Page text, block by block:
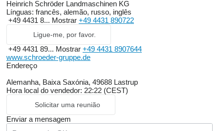
Heinrich Schröder Landmaschinen KG
Línguas: francês, alemão, russo, inglês
+49 4431 8... Mostrar +49 4431 890722
Ligue-me, por favor.
+49 4431 89... Mostrar +49 4431 8907644
www.schroeder-gruppe.de
Endereço
Alemanha, Baixa Saxónia, 49688 Lastrup
Hora local do vendedor: 22:22 (CEST)
Solicitar uma reunião
Enviar a mensagem